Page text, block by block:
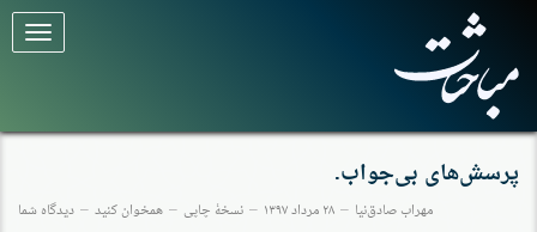
برای
تغییر
کنید
پرسش‌های بی‌جواب.
مهراب صادق‌نیا ۲۸ مرداد ۱۳۹۷ نسخهٔ چاپی همخوان کنید دیدگاه شما